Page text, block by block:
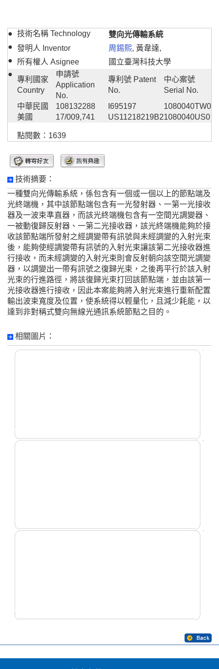
● 技術名稱 Technology
雙向光傳輸系統
● 發明人 Inventor 周錫熙, 黃韋達,
●
所有權人 Asignee
國立臺灣科技大學
●
專利國家
Country
申請號
Application
No.
專利號 Patent
No.
中心案號
Serial No.
中華民國
108132288 I695197
1080040TW0
美國
17/009,741 US11218219B21080040US0
點閱數：1639
技術摘要：
一種雙向光傳輸系統，係包含有一個或一個以上的節點端及
光終端機，其中該節點端包含有一光發射器、一第一光接收
器及一波束準直器，而該光終端機包含有一空間光調變器、
一被動復歸反射器、一第二光接收器，該光終端機能夠於接
收該節點端所發射之經調變帶有訊號與未經調變的入射光束
後，能夠使經調變帶有訊號的入射光束讓該第二光接收器進
行接收，而未經調變的入射光束則會反射朝向該空間光調變
器，以調變出一帶有訊號之復歸光束，之後再平行於該入射
光束的行進路徑，將該復歸光束打回該節點端，並由該第一
光接收器進行接收，因此本案能夠將入射光束進行重新配置
輸出波束寬度及位置，使系統得以輕量化，且減少耗能，以
達到非對稱式雙向無線光通訊系統節點之目的。
相關圖片：